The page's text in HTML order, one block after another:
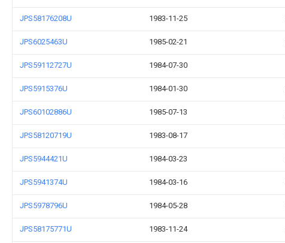
JPS58176208U 1983-11-25
JPS6025463U 1985-02-21
JPS59112727U 1984-07-30
JPS5915376U 1984-01-30
JPS60102886U 1985-07-13
JPS58120719U 1983-08-17
JPS5944421U 1984-03-23
JPS5941374U 1984-03-16
JPS5978796U 1984-05-28
JPS58175771U 1983-11-24